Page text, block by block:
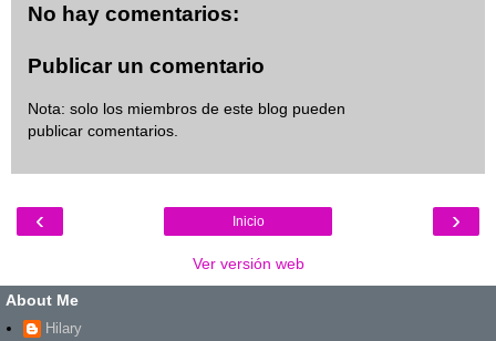
No hay comentarios:
Publicar un comentario
Nota: solo los miembros de este blog pueden
publicar comentarios.
‹ ›
Inicio
Ver versión web
About Me
Hilary